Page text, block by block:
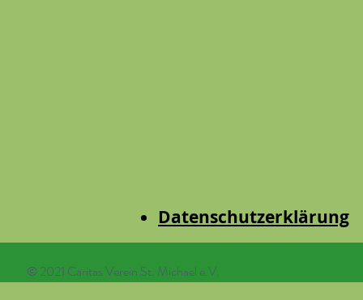
Datenschutzerklärung
© 2021 Caritas Verein St. Michael e.V.